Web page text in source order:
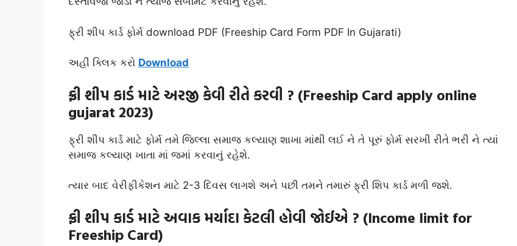
ફ્રી શીપ કાર્ડ ફોર્મ download PDF (Freeship Card Form PDF In Gujarati)
અહીં ક્લિક કરો Download
ફ્રી શીપ કાર્ડ માટે અરજી કેવી રીતે કરવી ? (Freeship Card apply online
gujarat 2023)
ફ્રી શીપ કાર્ડ માટે ફોર્મ તમે જિલ્લા સમાજ કલ્યાણ શાખા માંથી લઈ ને તે પૂરું ફોર્મ સરખી રીતે ભરી ને ત્યાં
સમાજ કલ્યાણ ખાતા માં જમાં કરવાનું રહેશે.
ત્યાર બાદ વેરીફીકેશન માટે 2-3 દિવસ લાગશે અને પછી તમને તમારું ફ્રી શિપ કાર્ડ મળી જશે.
ફ્રી શીપ કાર્ડ માટે અવાક મર્યાદા કેટલી હોવી જોઈએ ? (Income limit for
Freeship Card)